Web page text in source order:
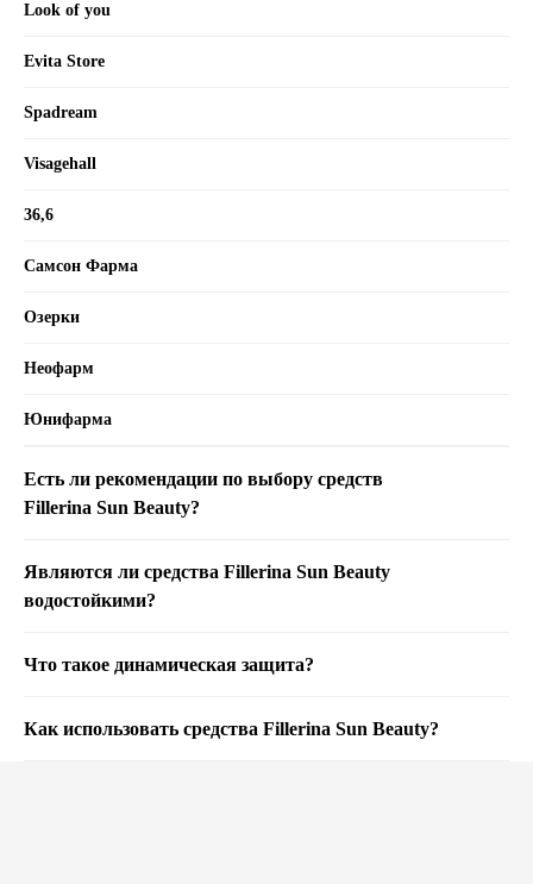
Look of you
Evita Store
Spadream
Visagehall
36,6
Самсон Фарма
Озерки
Неофарм
Юнифарма
Есть ли рекомендации по выбору средств
Fillerina Sun Beauty?
Являются ли средства Fillerina Sun Beauty
водостойкими?
Что такое динамическая защита?
Как использовать средства Fillerina Sun Beauty?